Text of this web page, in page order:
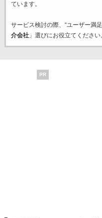
ています。
サービス検討の際、“ユーザー満
介会社」選びにお役立てください
PR